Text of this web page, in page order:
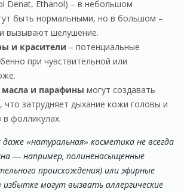
Denat, Ethanol) – в небольшом
быть нормальными, но в большом –
вызывают шелушение.
и красители – потенциальные
при чувствительной или
и парафины могут создавать
что затрудняет дыхание кожи головы и
фолликулах.
даже «натуральная» косметика не всегда
— например, полиненасыщенные
происхождения) или эфирные
избытке могут вызвать аллергические